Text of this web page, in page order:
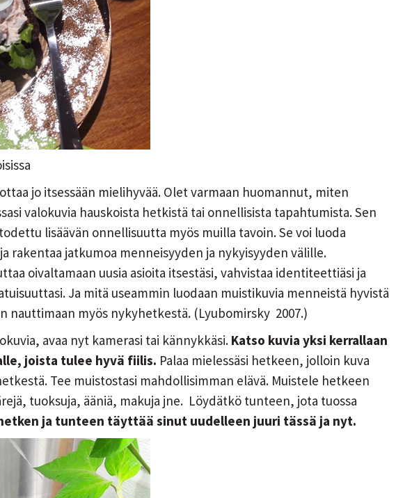
jo itsessään mielihyvää. Olet varmaan huomannut, miten
valokuvia hauskoista hetkistä tai onnellisista tapahtumista. Sen
lisäävän onnellisuutta myös muilla tavoin. Se voi luoda
rakentaa jatkumoa menneisyyden ja nykyisyyden välille.
oivaltamaan uusia asioita itsestäsi, vahvistaa identiteettiäsi ja
Ja mitä useammin luodaan muistikuvia menneistä hyvistä
nauttimaan myös nykyhetkestä. (Lyubomirsky 2007.)
avaa nyt kamerasi tai kännykkäsi. Katso kuvia yksi kerrallaan
joista tulee hyvä fiilis. Palaa mielessäsi hetkeen, jolloin kuva
Tee muistostasi mahdollisimman elävä. Muistele hetkeen
tuoksuja, ääniä, makuja jne. Löydätkö tunteen, jota tuossa
ja tunteen täyttää sinut uudelleen juuri tässä ja nyt.